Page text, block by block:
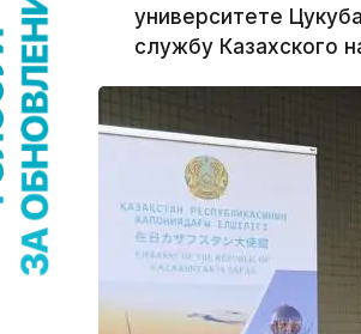
университете
службу Казахского